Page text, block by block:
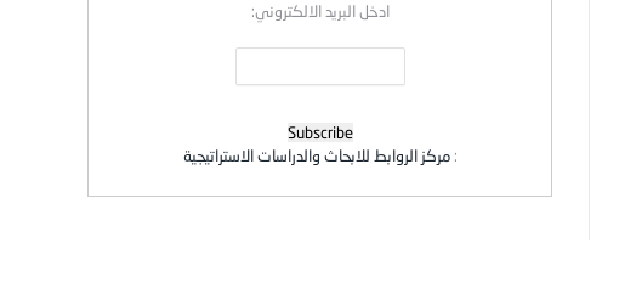
ادخل البريد الالكتروني:
:مركز الروابط للابحاث والدراسات الاستراتيجية